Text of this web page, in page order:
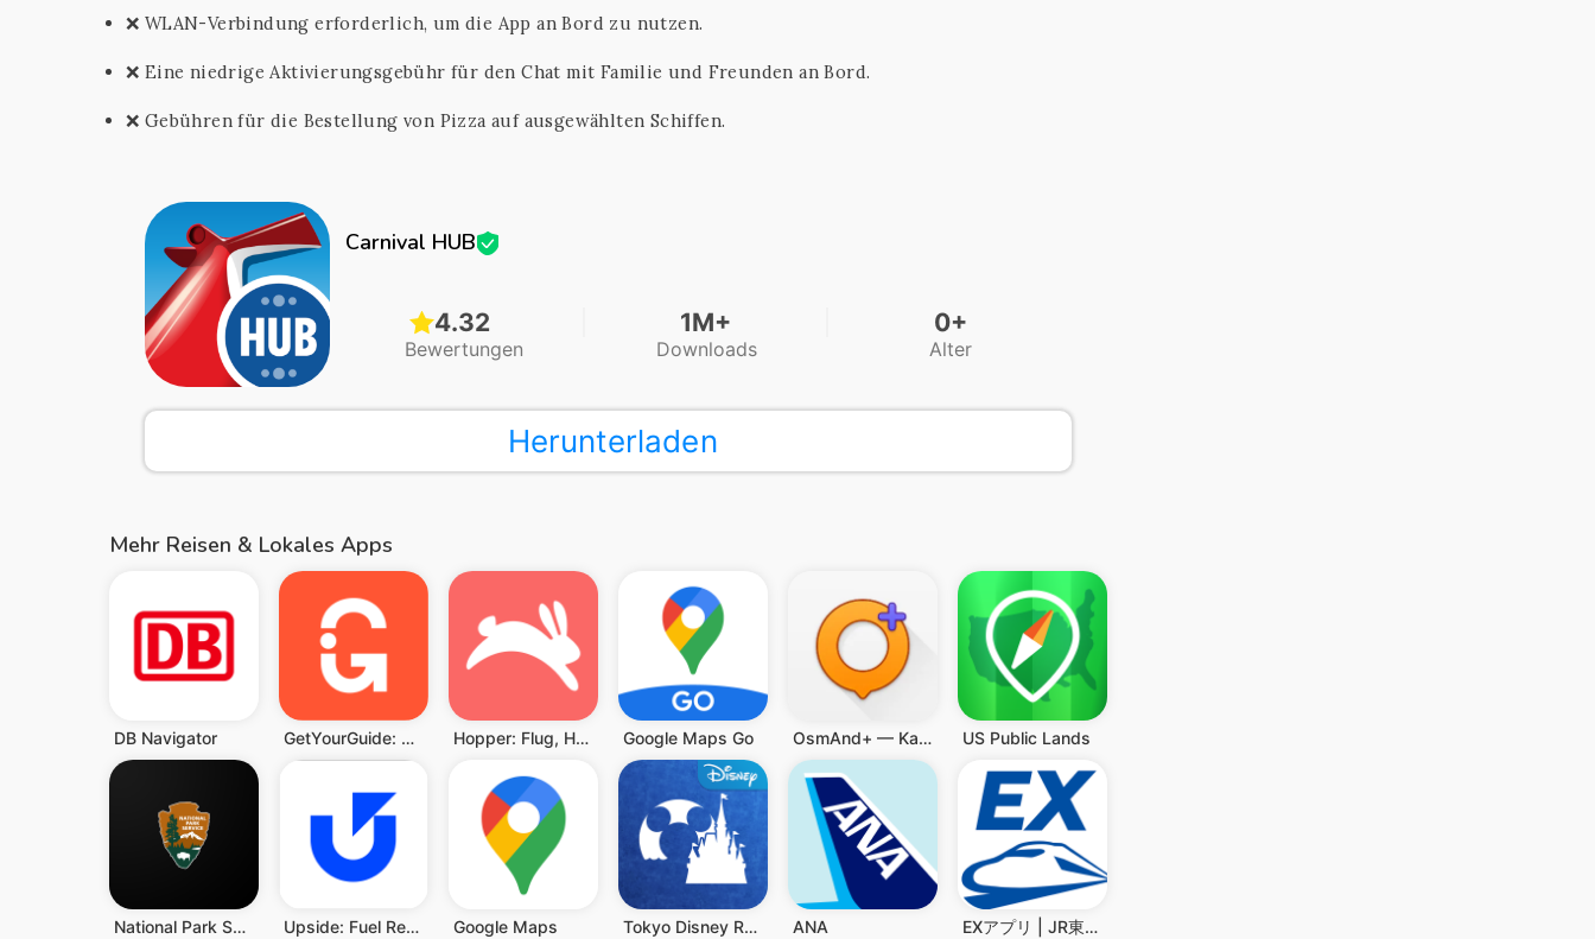
❌ WLAN-Verbindung erforderlich, um die App an Bord zu nutzen.
❌ Eine niedrige Aktivierungsgebühr für den Chat mit Familie und Freunden an Bord.
❌ Gebühren für die Bestellung von Pizza auf ausgewählten Schiffen.
Carnival HUB
4.32
Bewertungen
1M+
Downloads
0+
Alter
Herunterladen
Mehr Reisen & Lokales Apps
DB Navigator GetYourGuide: Reisen & Tickets Hopper: Flug, Hotel & Auto Google Maps Go OsmAnd+ — Karten & GPS Offline US Public Lands
National Park Service Upside: Fuel Rewards Cash Back Google Maps Tokyo Disney Resort App ANA EXアプリ | JR東海公式